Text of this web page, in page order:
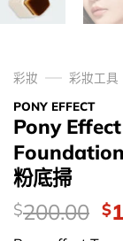
彩妝 彩妝工具
PONY EFFECT
Pony
粉底掃
價
錢：
$200.00 $